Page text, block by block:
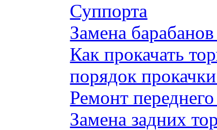
Суппорта
Замена
Как прокачать
порядок
Ремонт
Замена задних